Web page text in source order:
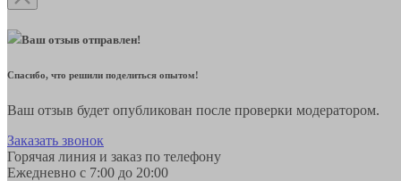
Ваш отзыв отправлен!
Спасибо, что решили поделиться опытом!
Ваш отзыв будет опубликован после проверки модератором.
Заказать звонок
Горячая линия и заказ по телефону
Ежедневно с 7:00 до 20:00